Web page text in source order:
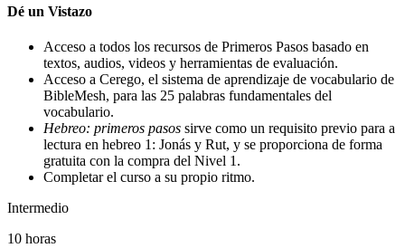
Dé un Vistazo
Acceso a todos los recursos de Primeros Pasos basado en
textos, audios, videos y herramientas de evaluación.
Acceso a Cerego, el sistema de aprendizaje de vocabulario de
BibleMesh, para las 25 palabras fundamentales del
vocabulario.
Hebreo: primeros pasos sirve como un requisito previo para a
lectura en hebreo 1: Jonás y Rut, y se proporciona de forma
gratuita con la compra del Nivel 1.
Completar el curso a su propio ritmo.
Intermedio
10 horas